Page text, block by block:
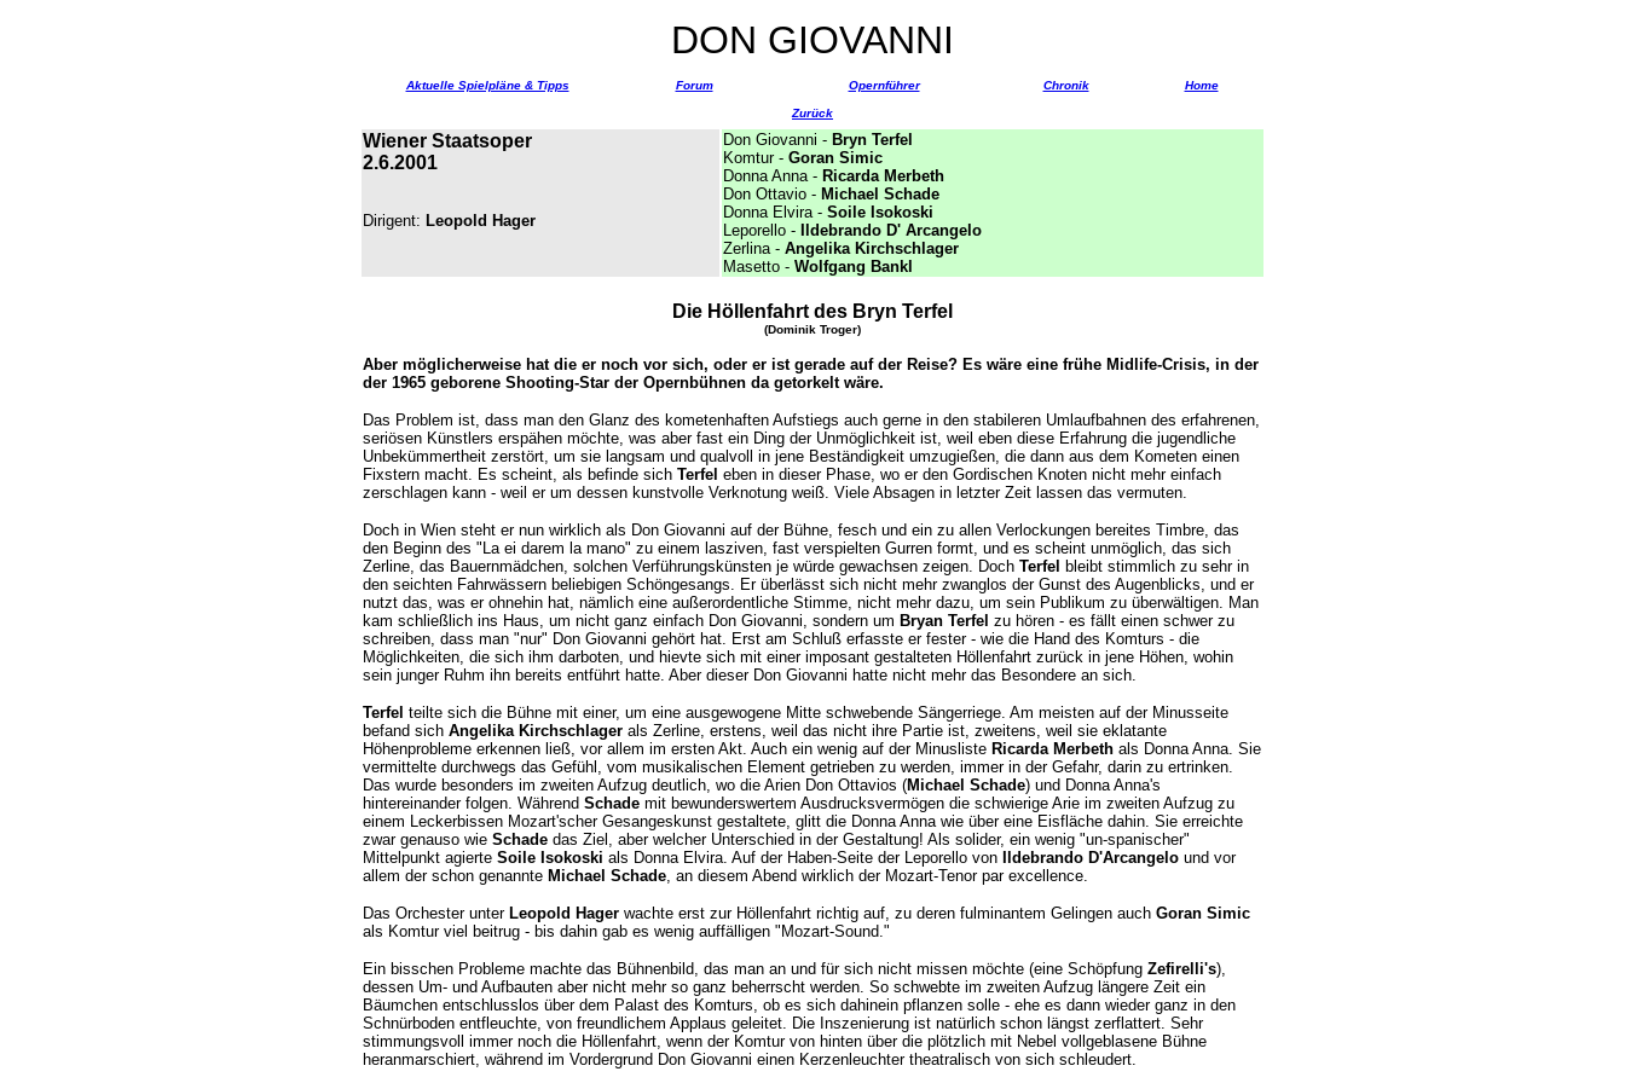
DON GIOVANNI
Aktuelle Spielpläne & Tipps Forum Opernführer Chronik Home
Zurück
Wiener Staatsoper
2.6.2001
Dirigent: Leopold Hager
Don Giovanni - Bryn Terfel
Komtur - Goran Simic
Donna Anna - Ricarda Merbeth
Don Ottavio - Michael Schade
Donna Elvira - Soile Isokoski
Leporello -
Ildebrando D' Arcangelo
Zerlina - Angelika Kirchschlager
Masetto - Wolfgang Bankl
Die Höllenfahrt des Bryn Terfel
(Dominik Troger)
Aber möglicherweise hat die er noch vor sich, oder er ist gerade auf der Reise? Es wäre eine frühe Midlife-Crisis, in der
der 1965 geborene Shooting-Star der Opernbühnen da getorkelt wäre.
Das Problem ist, dass man den Glanz des kometenhaften Aufstiegs auch gerne in den stabileren Umlaufbahnen des erfahrenen,
seriösen Künstlers erspähen möchte, was aber fast ein Ding der Unmöglichkeit ist, weil eben diese Erfahrung die jugendliche
Unbekümmertheit zerstört, um sie langsam und qualvoll in jene Beständigkeit umzugießen, die dann aus dem Kometen einen
Fixstern macht. Es scheint, als befinde sich Terfel eben in dieser Phase, wo er den Gordischen Knoten nicht mehr einfach
zerschlagen kann - weil er um dessen kunstvolle Verknotung weiß. Viele Absagen in letzter Zeit lassen das vermuten.
Doch in Wien steht er nun wirklich als Don Giovanni auf der Bühne, fesch und ein zu allen Verlockungen bereites Timbre, das
den Beginn des "La ei darem la mano" zu einem lasziven, fast verspielten Gurren formt, und es scheint unmöglich, das sich
Zerline, das Bauernmädchen, solchen Verführungskünsten je würde gewachsen zeigen. Doch Terfel
bleibt stimmlich zu sehr in
den seichten Fahrwässern beliebigen Schöngesangs. Er überlässt sich nicht mehr zwanglos der Gunst des Augenblicks, und er
nutzt das, was er ohnehin hat, nämlich eine außerordentliche Stimme, nicht mehr dazu, um sein Publikum zu überwältigen. Man
kam schließlich ins Haus, um nicht ganz einfach Don Giovanni, sondern um Bryan Terfel zu hören - es fällt einen schwer zu
schreiben, dass man "nur" Don Giovanni gehört hat. Erst am Schluß erfasste er fester - wie die Hand des Komturs - die
Möglichkeiten, die sich ihm darboten, und hievte sich mit einer imposant gestalteten Höllenfahrt zurück in jene Höhen, wohin
sein junger Ruhm ihn bereits entführt hatte. Aber dieser Don Giovanni hatte nicht mehr das Besondere an sich.
Terfel teilte sich die Bühne mit einer, um eine ausgewogene Mitte schwebende Sängerriege. Am meisten auf der Minusseite
befand sich Angelika Kirchschlager als Zerline, erstens, weil das nicht ihre Partie ist, zweitens, weil sie eklatante
Höhenprobleme erkennen ließ, vor allem im ersten Akt. Auch ein wenig auf der Minusliste Ricarda Merbeth als Donna Anna. Sie
vermittelte durchwegs das Gefühl, vom musikalischen Element getrieben zu werden, immer in der Gefahr, darin zu ertrinken.
Das wurde besonders im zweiten Aufzug deutlich, wo die Arien Don Ottavios (Michael Schade) und Donna Anna's
hintereinander folgen. Während Schade mit bewunderswertem Ausdrucksvermögen die schwierige Arie im zweiten Aufzug zu
einem Leckerbissen Mozart'scher Gesangeskunst gestaltete, glitt die Donna Anna wie über eine Eisfläche dahin. Sie erreichte
zwar genauso wie Schade das Ziel, aber welcher Unterschied in der Gestaltung! Als solider, ein wenig "un-spanischer"
Mittelpunkt agierte Soile Isokoski als Donna Elvira. Auf der Haben-Seite der Leporello von Ildebrando D'Arcangelo und vor
allem der schon genannte Michael Schade, an diesem Abend wirklich der Mozart-Tenor par excellence.
Das Orchester unter Leopold Hager wachte erst zur Höllenfahrt richtig auf, zu deren fulminantem Gelingen auch Goran Simic
als Komtur viel beitrug - bis dahin gab es wenig auffälligen "Mozart-Sound."
Ein bisschen Probleme machte das Bühnenbild, das man an und für sich nicht missen möchte (eine Schöpfung Zefirelli's),
dessen Um- und Aufbauten aber nicht mehr so ganz beherrscht werden. So schwebte im zweiten Aufzug längere Zeit ein
Bäumchen entschlusslos über dem Palast des Komturs, ob es sich dahinein pflanzen solle - ehe es dann wieder ganz in den
Schnürboden entfleuchte, von freundlichem Applaus geleitet. Die Inszenierung ist natürlich schon längst zerflattert. Sehr
stimmungsvoll immer noch die Höllenfahrt, wenn der Komtur von hinten über die plötzlich mit Nebel vollgeblasene Bühne
heranmarschiert, während im Vordergrund Don Giovanni einen Kerzenleuchter theatralisch von sich schleudert.